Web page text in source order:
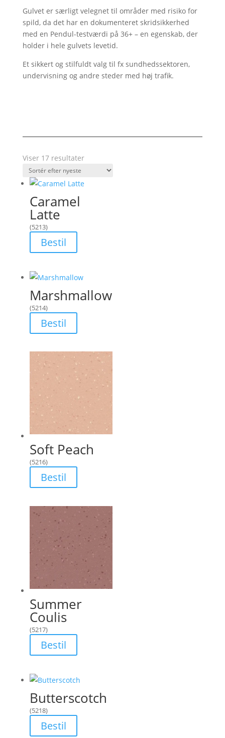
Gulvet er særligt velegnet til områder med risiko for
spild, da det har en dokumenteret skridsikkerhed
med en Pendul-testværdi på 36+ – en egenskab, der
holder i hele gulvets levetid.
Et sikkert og stilfuldt valg til fx sundhedssektoren,
undervisning og andre steder med høj trafik.
Viser 17 resultaterSorteret
seneste
Caramel
Latte
(5213)
Bestil
Marshmallow
(5214)
Bestil
Soft Peach
(5216)
Bestil
Summer
Coulis
(5217)
Bestil
Butterscotch
(5218)
Bestil